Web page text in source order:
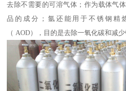
去除不需要的可溶气体；作为载体气
品的成分；氩还能用于不锈钢精
（ AOD），目的是去除一氧化碳和减少